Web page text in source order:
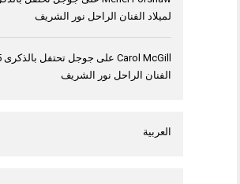
لميلاد الفنان الراحل نور الشريف
Carol McGill على
الفنان الراحل نور الشريف
العربية